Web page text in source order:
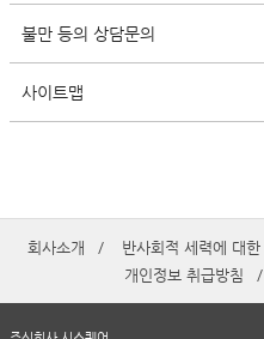
불만 등의 상담문의
사이트맵
회사소개 반사회적 세력에 대
개인정보 취급방침